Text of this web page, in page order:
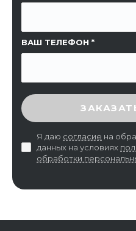
ВАШ ТЕЛЕФОН
ВВЕДИТЕ
Я даю согласие на
данных на условиях
обработки